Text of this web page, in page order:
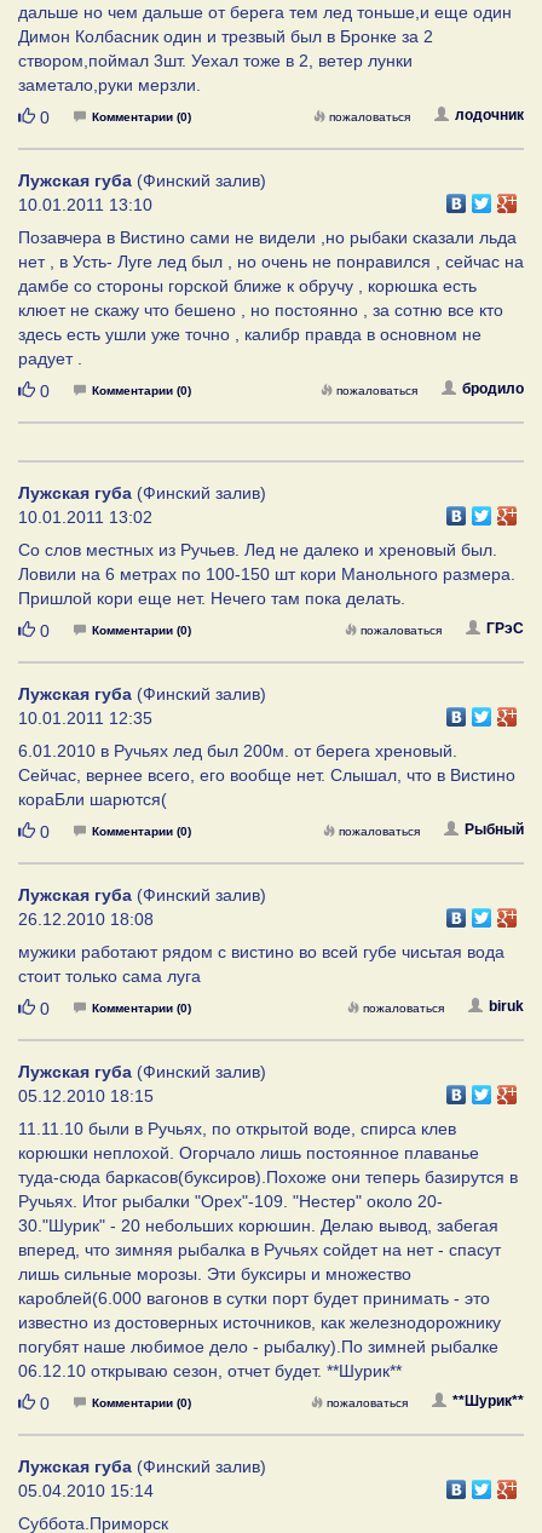
дальше но чем дальше от берега тем лед тоньше,и еще один
Димон Колбасник один и трезвый был в Бронке за 2
створом,поймал 3шт. Уехал тоже в 2, ветер лунки
заметало,руки мерзли.
Нравится
0 Комментарии (0) лодочник
пожаловаться
Лужская губа (Финский залив)
10.01.2011 13:10
Позавчера в Вистино сами не видели ,но рыбаки сказали льда
нет , в Усть- Луге лед был , но очень не понравился , сейчас на
дамбе со стороны горской ближе к обручу , корюшка есть
клюет не скажу что бешено , но постоянно , за сотню все кто
здесь есть ушли уже точно , калибр правда в основном не
радует .
Нравится
0 Комментарии (0) бродило
пожаловаться
Лужская губа (Финский залив)
10.01.2011 13:02
Со слов местных из Ручьев. Лед не далеко и хреновый был.
Ловили на 6 метрах по 100-150 шт кори Манольного размера.
Пришлой кори еще нет. Нечего там пока делать.
Нравится
0 Комментарии (0) ГРэС
пожаловаться
Лужская губа (Финский залив)
10.01.2011 12:35
6.01.2010 в Ручьях лед был 200м. от берега хреновый.
Сейчас, вернее всего, его вообще нет. Слышал, что в Вистино
кораБли шарются(
Нравится
0 Комментарии (0) Рыбный
пожаловаться
Лужская губа (Финский залив)
26.12.2010 18:08
мужики работают рядом с вистино во всей губе чисьтая вода
стоит только сама луга
Нравится
0 Комментарии (0) biruk
пожаловаться
Лужская губа (Финский залив)
05.12.2010 18:15
11.11.10 были в Ручьях, по открытой воде, спирса клев
корюшки неплохой. Огорчало лишь постоянное плаванье
туда-сюда баркасов(буксиров).Похоже они теперь базирутся в
Ручьях. Итог рыбалки "Орех"-109. "Нестер" около 20-
30."Шурик" - 20 небольших корюшин. Делаю вывод, забегая
вперед, что зимняя рыбалка в Ручьях сойдет на нет - спасут
лишь сильные морозы. Эти буксиры и множество
кароблей(6.000 вагонов в сутки порт будет принимать - это
известно из достоверных источников, как железнодорожнику
погубят наше любимое дело - рыбалку).По зимней рыбалке
06.12.10 открываю сезон, отчет будет. **Шурик**
Нравится
0 Комментарии (0) **Шурик**
пожаловаться
Лужская губа (Финский залив)
05.04.2010 15:14
Суббота.Приморск